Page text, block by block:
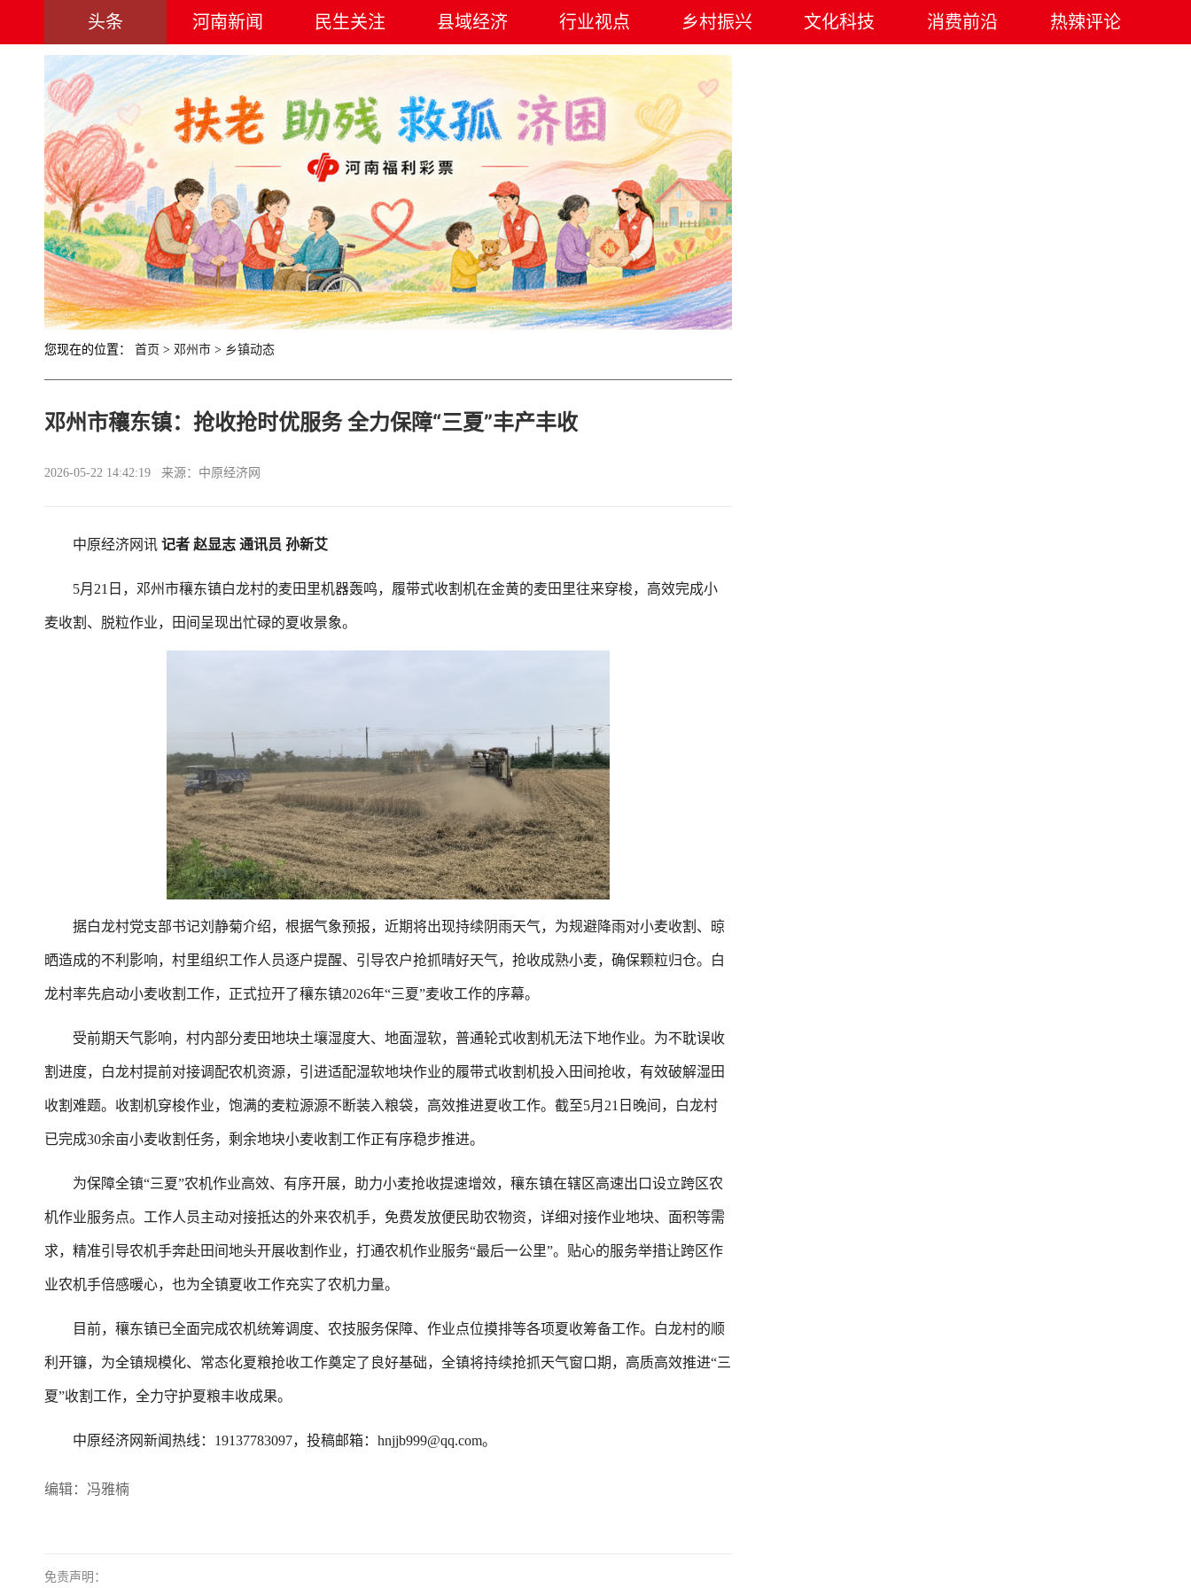
头条 河南新闻 民生关注 县域经济 行业视点 乡村振兴 文化科技 消费前沿 热辣评论
您现在的位置： 首页 > 邓州市 > 乡镇动态
邓州市穰东镇：抢收抢时优服务 全力保障“三夏”丰产丰收
2026-05-22 14:42:19 来源：中原经济网
中原经济网讯 记者 赵显志 通讯员 孙新艾
5月21日，邓州市穰东镇白龙村的麦田里机器轰鸣，履带式收割机在金黄的麦田里往来穿梭，高效完成小
麦收割、脱粒作业，田间呈现出忙碌的夏收景象。
据白龙村党支部书记刘静菊介绍，根据气象预报，近期将出现持续阴雨天气，为规避降雨对小麦收割、晾
晒造成的不利影响，村里组织工作人员逐户提醒、引导农户抢抓晴好天气，抢收成熟小麦，确保颗粒归仓。白
龙村率先启动小麦收割工作，正式拉开了穰东镇2026年“三夏”麦收工作的序幕。
受前期天气影响，村内部分麦田地块土壤湿度大、地面湿软，普通轮式收割机无法下地作业。为不耽误收
割进度，白龙村提前对接调配农机资源，引进适配湿软地块作业的履带式收割机投入田间抢收，有效破解湿田
收割难题。收割机穿梭作业，饱满的麦粒源源不断装入粮袋，高效推进夏收工作。截至5月21日晚间，白龙村
已完成30余亩小麦收割任务，剩余地块小麦收割工作正有序稳步推进。
为保障全镇“三夏”农机作业高效、有序开展，助力小麦抢收提速增效，穰东镇在辖区高速出口设立跨区农
机作业服务点。工作人员主动对接抵达的外来农机手，免费发放便民助农物资，详细对接作业地块、面积等需
求，精准引导农机手奔赴田间地头开展收割作业，打通农机作业服务“最后一公里”。贴心的服务举措让跨区作
业农机手倍感暖心，也为全镇夏收工作充实了农机力量。
目前，穰东镇已全面完成农机统筹调度、农技服务保障、作业点位摸排等各项夏收筹备工作。白龙村的顺
利开镰，为全镇规模化、常态化夏粮抢收工作奠定了良好基础，全镇将持续抢抓天气窗口期，高质高效推进“三
夏”收割工作，全力守护夏粮丰收成果。
中原经济网新闻热线：19137783097，投稿邮箱：hnjjb999@qq.com。
编辑：冯雅楠
免责声明：